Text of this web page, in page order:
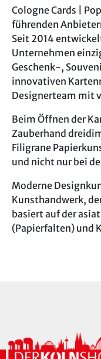
Cologne Cards |
führenden
Seit 2014
Unternehmen
Geschenk-,
innovativen
Designerteam mit
Beim Öffnen der
Zauberhand
Filigrane
und nicht nur bei
Moderne
Kunsthandwerk,
basiert auf der
(Papierfalten) und